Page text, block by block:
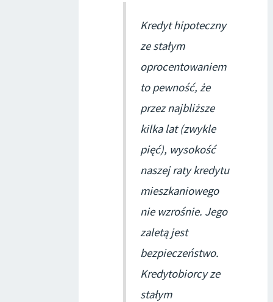
Kredyt hipoteczny
ze stałym
oprocentowaniem
to pewność, że
przez najbliższe
kilka lat (zwykle
pięć), wysokość
naszej raty kredytu
mieszkaniowego
nie wzrośnie. Jego
zaletą jest
bezpieczeństwo.
Kredytobiorcy ze
stałym